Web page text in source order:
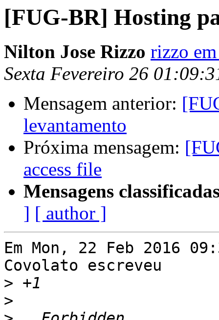
[FUG-BR] Hosting
Nilton Jose Rizzo rizzo
Sexta Fevereiro 26
Mensagem anterior:
levantamento
Próxima mensagem:
access file
Mensagens
] [ author ]
Em Mon, 22 Feb 2016
Covolato escreveu
>
>